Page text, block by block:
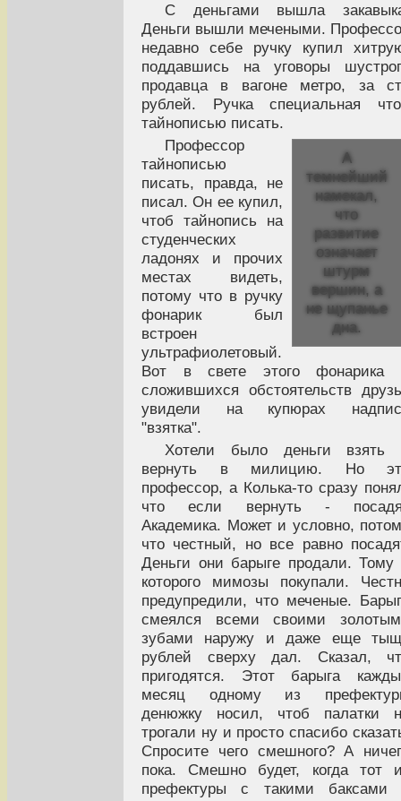
С деньгами вышла
Деньги вышли мечеными.
недавно себе ручку купил
поддавшись на уговоры
продавца в вагоне метро, за
рублей. Ручка специальная
тайнописью писать.
А
темнейший
намекал,
что
развитие
означает
штурм
вершин, а
не щупанье
дна.
Профессор
тайнописью
писать, правда, не
писал. Он ее купил,
чтоб тайнопись на
студенческих
ладонях и прочих
местах видеть,
потому что в ручку
фонарик был
встроен
ультрафиолетовый.
Вот в свете этого фонарика
сложившихся обстоятельств
увидели на купюрах
"взятка".
Хотели было деньги взять
вернуть в милицию. Но
профессор, а Колька-то сразу
что если вернуть -
Академика. Может и условно,
что честный, но все равно
Деньги они барыге продали. Тому
которого мимозы покупали.
предупредили, что меченые.
смеялся всеми своими
зубами наружу и даже еще
рублей сверху дал. Сказал,
пригодятся. Этот барыга
месяц одному из
денюжку носил, чтоб палатки
трогали ну и просто спасибо
Спросите чего смешного? А
пока. Смешно будет, когда тот
префектуры с такими баксами